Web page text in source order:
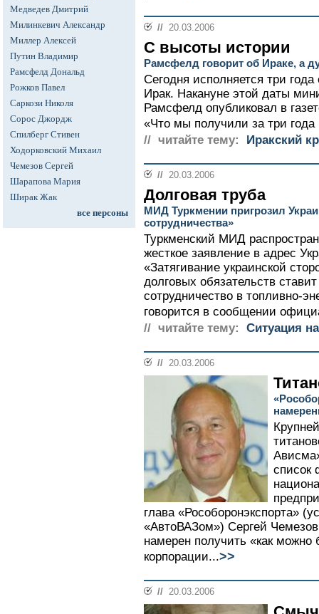
Медведев Дмитрий
Милинкевич Александр
Миллер Алексей
Путин Владимир
Рамсфелд Дональд
Рожков Павел
Саркози Николя
Сорос Джордж
Спилберг Стивен
Ходорковский Михаил
Чемезов Сергей
Шарапова Мария
Ширак Жак
все персоны
// 20.03.2006
С высоты истории
Рамсфелд говорит об Ираке, а
Сегодня исполняется три
Ирак. Накануне этой даты
Рамсфелд опубликовал в
«Что мы получили за три года
// читайте тему:
Иракский
// 20.03.2006
Долговая труба
МИД Туркмении пригрозил
сотрудничества»
Туркменский МИД
жесткое заявление в адрес
«Затягивание украинской
долговых обязательств
сотрудничество в топливно-
говорится в сообщении
// читайте тему:
Ситуация
// 20.03.2006
список
глава «Рособоронэкспорта»
«АвтоВАЗом») Сергей
намерен получить «как можно
корпорации...>>
// 20.03.2006